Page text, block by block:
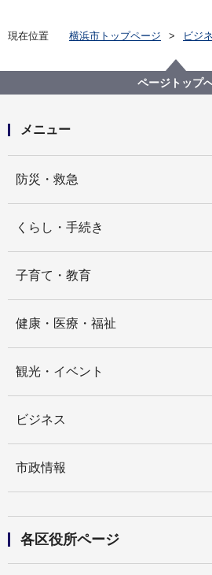
現在位置 横浜市トップページ ビジ
【入札結果公表】【公募型指
口の運営・お悔やみ窓口の設
ページトップ
メニュー
防災・救急
くらし・手続き
子育て・教育
健康・医療・福祉
観光・イベント
ビジネス
市政情報
各区役所ページ